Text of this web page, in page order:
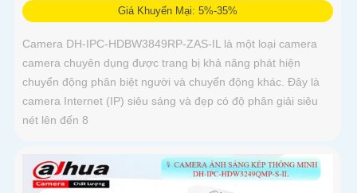
Giá Khuyến Mại: 5%-35%
Camera DH-IPC-HDBW3849RP-ZAS-IL là một loại camera
camera chuyên dụng được trang bị khả năng phát hiện
chuyển động phân biệt người và chuyển động khác. Đây là
camera Internet (IP) siêu sáng và đẹp có độ phân giải siêu
nét lên đến 8